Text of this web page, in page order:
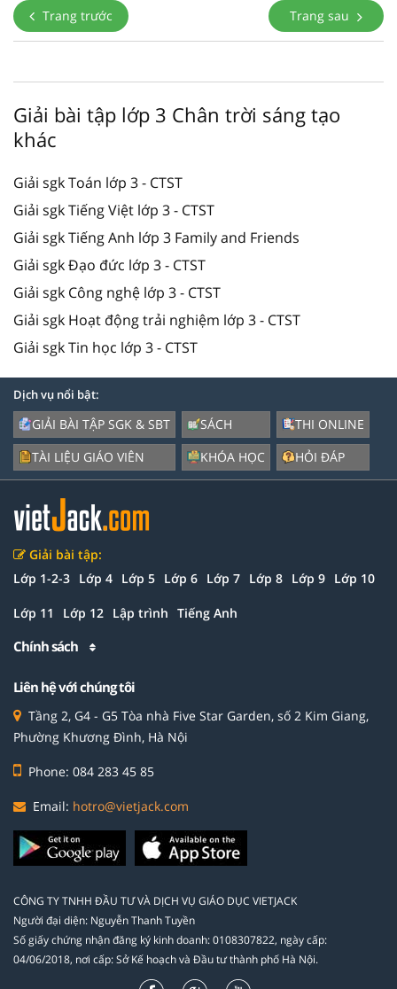
Trang trước Trang sau
Giải bài tập lớp 3 Chân trời sáng tạo
khác
Giải sgk Toán lớp 3 - CTST
Giải sgk Tiếng Việt lớp 3 - CTST
Giải sgk Tiếng Anh lớp 3 Family and Friends
Giải sgk Đạo đức lớp 3 - CTST
Giải sgk Công nghệ lớp 3 - CTST
Giải sgk Hoạt động trải nghiệm lớp 3 - CTST
Giải sgk Tin học lớp 3 - CTST
Dịch vụ nổi bật:
GIẢI BÀI TẬP SGK & SBT
TÀI LIỆU GIÁO VIÊN
SÁCH
KHÓA HỌC
THI ONLINE
HỎI ĐÁP
Giải bài tập:
Lớp 1-2-3 Lớp 4 Lớp 5 Lớp 6 Lớp 7 Lớp 8 Lớp 9 Lớp 10
Lớp 11 Lớp 12 Lập trình Tiếng Anh
Chính sách
Liên hệ với chúng tôi
Tầng 2, G4 - G5 Tòa nhà Five Star Garden, số 2 Kim Giang,
Phường Khương Đình, Hà Nội
Phone: 084 283 45 85
Email: hotro@vietjack.com
CÔNG TY TNHH ĐẦU TƯ VÀ DỊCH VỤ GIÁO DỤC VIETJACK
Người đại diện: Nguyễn Thanh Tuyền
Số giấy chứng nhận đăng ký kinh doanh: 0108307822, ngày cấp:
04/06/2018, nơi cấp: Sở Kế hoạch và Đầu tư thành phố Hà Nội.